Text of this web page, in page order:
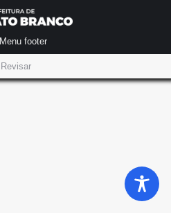
Menu footer
Revisar